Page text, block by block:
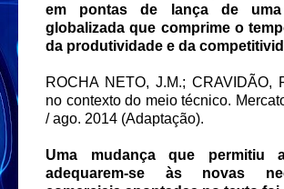
em pontas de lança de uma
globalizada que comprime o
da produtividade e da
ROCHA NETO, J.M.; CRAVIDÃO,
no contexto do meio técnico.
/ ago. 2014 (Adaptação).
Uma mudança que permitiu
adequarem-se às novas